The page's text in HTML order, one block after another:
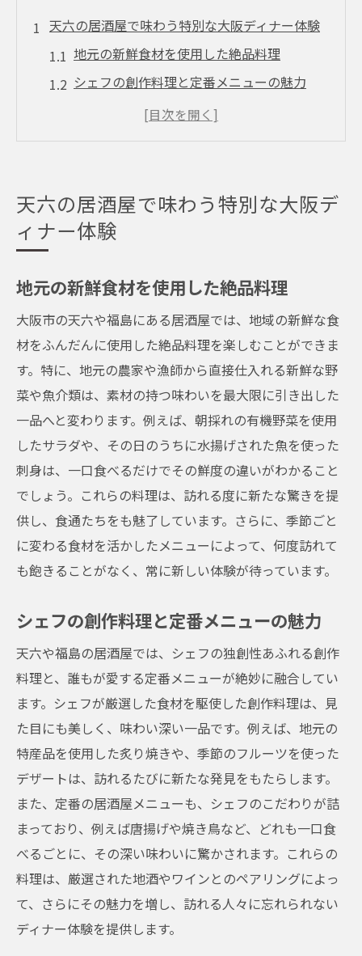
天六の居酒屋で味わう特別な大阪ディナー体験
地元の新鮮食材を使用した絶品料理
シェフの創作料理と定番メニューの魅力
季節ごとに変わる特別メニューの楽しみ
居心地の良い空間でのリラックスタイム
思い出に残るディナー体験のための秘訣
福島の隠れ家居酒屋で発見する地元グルメの魅
隠れ家ならではの落ち着いた雰囲気
福島ならではの旬の食材を楽しむ
地酒と料理の絶妙なハーモニー
特別な日のためのプライベート空間
居酒屋が提供する心温まるおもてなし
居酒屋で楽しむ天六の四季を彩る美食と地酒
四季折々の味覚を堪能する方法
地元で愛される居酒屋メニュー
季節ごとのおすすめ地酒リスト
シェフのこだわりが光る料理の数々
美食とともに過ごす心豊かな時間
福島の静かな居酒屋で過ごす贅沢な時間
静かで落ち着いた大人の時間
贅沢なひと時を提供する隠れ家
ゆったりとしたディナーの楽しみ方
特別な日を彩る上質なサービス
地元の味を満喫する特別メニュー
心を癒す居酒屋でのひととき
天六の居酒屋で味わうシェフ特製の創作料理
創意工夫を凝らしたユニークな一皿
料理に込められたシェフの情熱
常に進化する創作メニューの秘密
天六の居酒屋で味わう特別な大阪デ
ィナー体験
地元の新鮮食材を使用した絶品料理
大阪市の天六や福島にある居酒屋では、地域の新鮮な食
材をふんだんに使用した絶品料理を楽しむことができま
す。特に、地元の農家や漁師から直接仕入れる新鮮な野
菜や魚介類は、素材の持つ味わいを最大限に引き出した
一品へと変わります。例えば、朝採れの有機野菜を使用
したサラダや、その日のうちに水揚げされた魚を使った
刺身は、一口食べるだけでその鮮度の違いがわかること
でしょう。これらの料理は、訪れる度に新たな驚きを提
供し、食通たちをも魅了しています。さらに、季節ごと
に変わる食材を活かしたメニューによって、何度訪れて
も飽きることがなく、常に新しい体験が待っています。
シェフの創作料理と定番メニューの魅力
天六や福島の居酒屋では、シェフの独創性あふれる創作
料理と、誰もが愛する定番メニューが絶妙に融合してい
ます。シェフが厳選した食材を駆使した創作料理は、見
た目にも美しく、味わい深い一品です。例えば、地元の
特産品を使用した炙り焼きや、季節のフルーツを使った
デザートは、訪れるたびに新たな発見をもたらします。
また、定番の居酒屋メニューも、シェフのこだわりが詰
まっており、例えば唐揚げや焼き鳥など、どれも一口食
べるごとに、その深い味わいに驚かされます。これらの
料理は、厳選された地酒やワインとのペアリングによっ
て、さらにその魅力を増し、訪れる人々に忘れられない
ディナー体験を提供します。